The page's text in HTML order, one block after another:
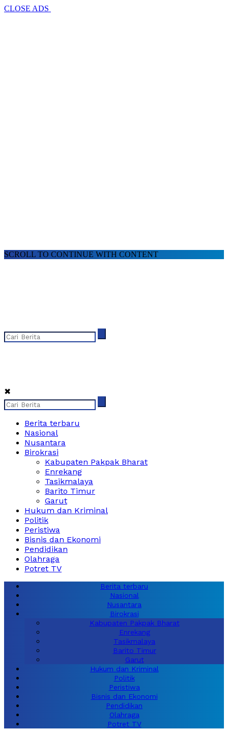
CLOSE ADS
SCROLL TO CONTINUE WITH CONTENT
✖
Berita terbaru
Nasional
Nusantara
Birokrasi
Kabupaten Pakpak Bharat
Enrekang
Tasikmalaya
Barito Timur
Garut
Hukum dan Kriminal
Politik
Peristiwa
Bisnis dan Ekonomi
Pendidikan
Olahraga
Potret TV
Berita terbaru
Nasional
Nusantara
Birokrasi
Kabupaten Pakpak Bharat
Enrekang
Tasikmalaya
Barito Timur
Garut
Hukum dan Kriminal
Politik
Peristiwa
Bisnis dan Ekonomi
Pendidikan
Olahraga
Potret TV